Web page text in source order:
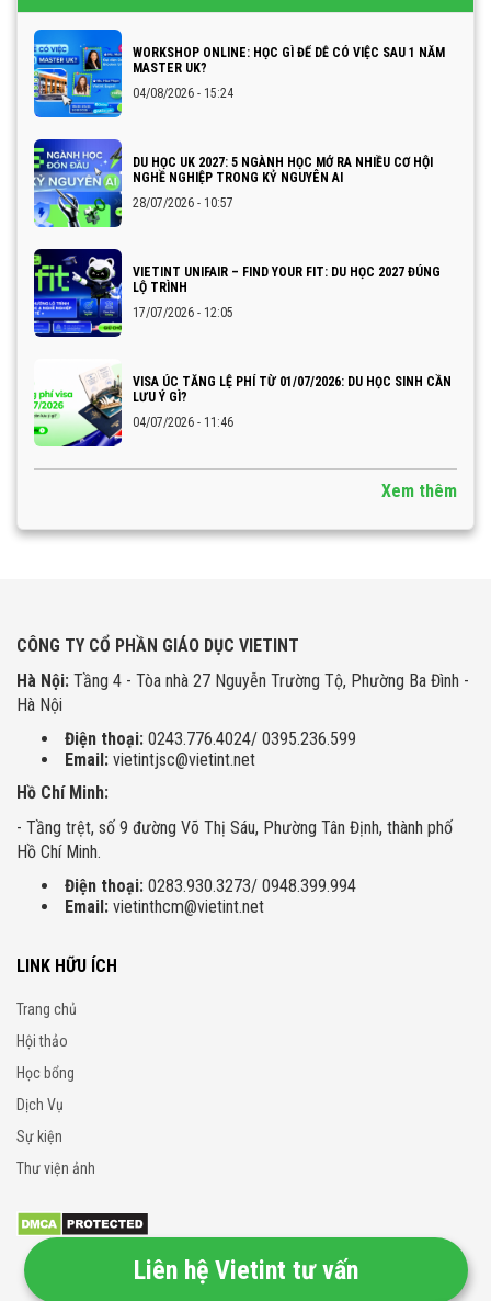
WORKSHOP ONLINE: HỌC GÌ ĐỂ DỄ CÓ VIỆC SAU 1 NĂM
MASTER UK?
04/08/2026 - 15:24
DU HỌC UK 2027: 5 NGÀNH HỌC MỞ RA NHIỀU CƠ HỘI
NGHỀ NGHIỆP TRONG KỶ NGUYÊN AI
28/07/2026 - 10:57
VIETINT UNIFAIR – FIND YOUR FIT: DU HỌC 2027 ĐÚNG
LỘ TRÌNH
17/07/2026 - 12:05
VISA ÚC TĂNG LỆ PHÍ TỪ 01/07/2026: DU HỌC SINH CẦN
LƯU Ý GÌ?
04/07/2026 - 11:46
Xem thêm
CÔNG TY CỔ PHẦN GIÁO DỤC VIETINT
Hà Nội: Tầng 4 - Tòa nhà 27 Nguyễn Trường Tộ, Phường Ba Đình -
Hà Nội
Điện thoại: 0243.776.4024/ 0395.236.599
Email: vietintjsc@vietint.net
Hồ Chí Minh:
- Tầng trệt, số 9 đường Võ Thị Sáu, Phường Tân Định, thành phố
Hồ Chí Minh.
Điện thoại: 0283.930.3273/ 0948.399.994
Email: vietinthcm@vietint.net
LINK HỮU ÍCH
Trang chủ
Hội thảo
Học bổng
Dịch Vụ
Sự kiện
Thư viện ảnh
Liên hệ Vietint tư vấn